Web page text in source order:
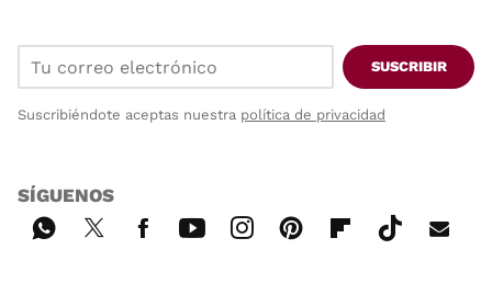
SUSCRIBIR
Suscribiéndote aceptas nuestra política de privacidad
SÍGUENOS